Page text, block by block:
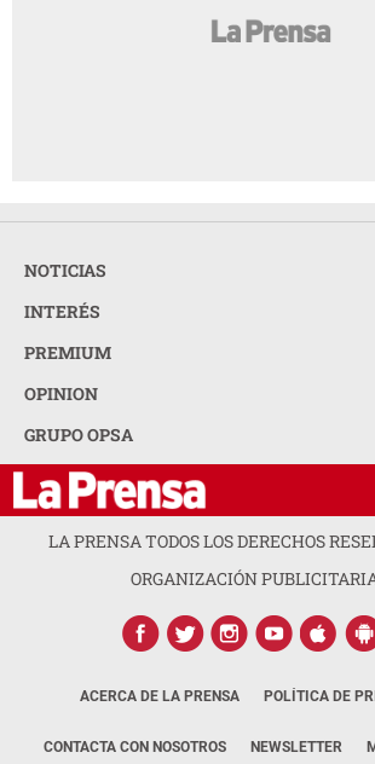
NOTICIAS
INTERÉS
PREMIUM
OPINION
GRUPO OPSA
LA PRENSA TODOS LOS DERECHOS
ORGANIZACIÓN
ACERCA DE LA PRENSA POLÍTICA DE
CONTACTA CON NOSOTROS NEWSLETTER